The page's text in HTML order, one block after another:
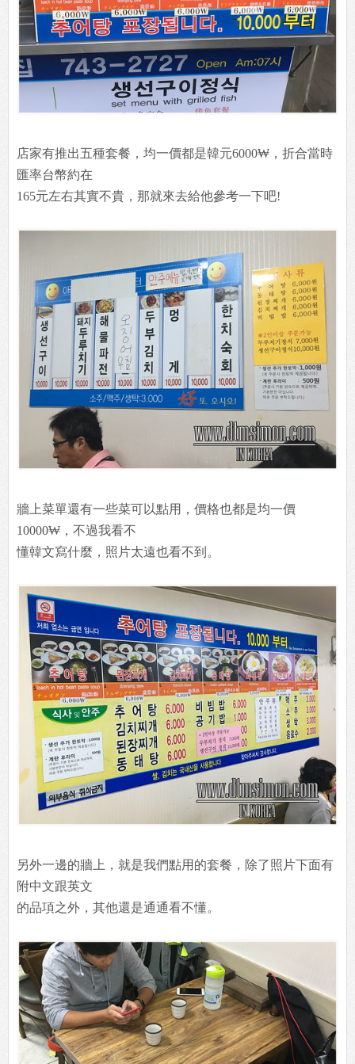
店家有推出五種套餐，均一價都是韓元6000₩，折合當時
匯率台幣約在
165元左右其實不貴，那就來去給他參考一下吧!
牆上菜單還有一些菜可以點用，價格也都是均一價
10000₩，不過我看不
懂韓文寫什麼，照片太遠也看不到。
另外一邊的牆上，就是我們點用的套餐，除了照片下面有
附中文跟英文
的品項之外，其他還是通通看不懂。